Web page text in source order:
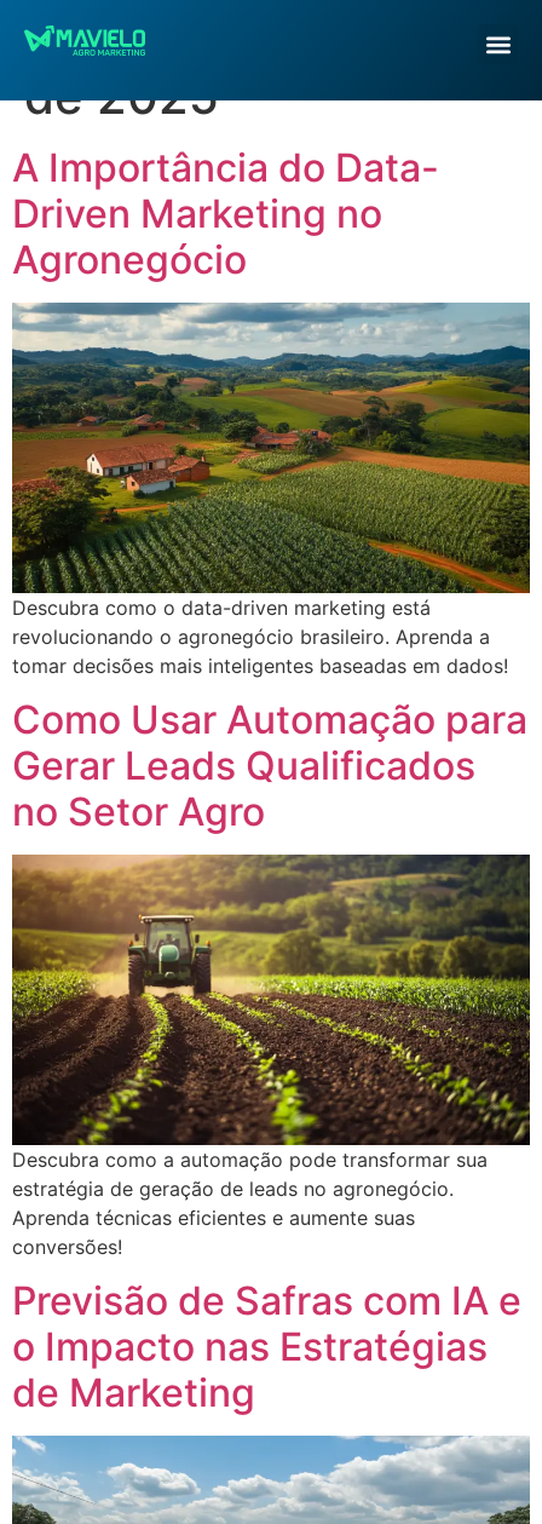
Dia:2 de fevereiro
de 2025
A Importância do Data-
Driven Marketing no
Agronegócio
Descubra como o data-driven marketing está
revolucionando o agronegócio brasileiro. Aprenda a
tomar decisões mais inteligentes baseadas em dados!
Como Usar Automação para
Gerar Leads Qualificados
no Setor Agro
Descubra como a automação pode transformar sua
estratégia de geração de leads no agronegócio.
Aprenda técnicas eficientes e aumente suas
conversões!
Previsão de Safras com IA e
o Impacto nas Estratégias
de Marketing